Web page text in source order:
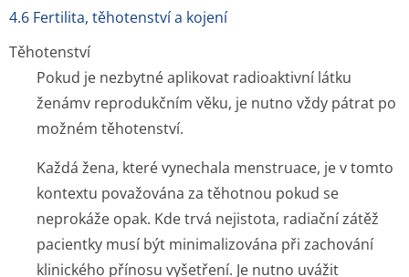
4.6 Fertilita, těhotenství a kojení
Těhotenství
Pokud je nezbytné aplikovat radioaktivní látku
ženámv reprodukčním věku, je nutno vždy pátrat po
možném těhotenství.
Každá žena, které vynechala menstruace, je v tomto
kontextu považována za těhotnou pokud se
neprokáže opak. Kde trvá nejistota, radiační zátěž
pacientky musí být minimalizována při zachování
klinického přínosu vyšetření. Je nutno uvážit